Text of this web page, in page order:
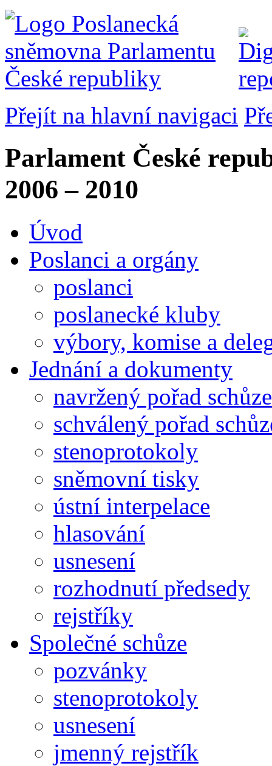
Přejít na hlavní navigaci
Parlament České
2006 – 2010
Úvod
Poslanci a orgány
poslanci
poslanecké kluby
výbory, komise a
Jednání a dokumenty
navržený pořad schůze
schválený pořad
stenoprotokoly
sněmovní tisky
ústní interpelace
hlasování
usnesení
rozhodnutí předsedy
rejstříky
Společné schůze
pozvánky
stenoprotokoly
usnesení
jmenný rejstřík